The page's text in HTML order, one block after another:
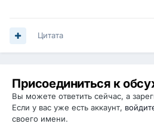
Цитата
Присоединиться к
Вы можете ответить сейчас, а
Если у вас уже есть аккаунт,
своего имени.